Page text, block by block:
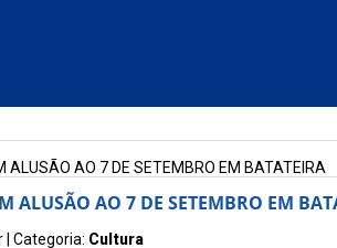
ALUSÃO AO 7 DE SETEMBRO EM BATATEIRA
ALUSÃO AO 7 DE SETEMBRO EM
| Categoria: Cultura